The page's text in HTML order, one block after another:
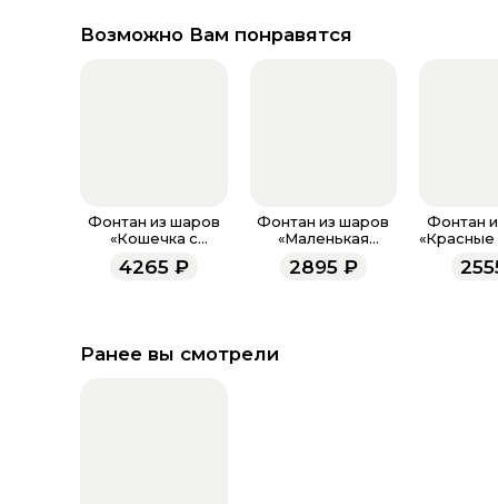
Возможно Вам понравятся
Фонтан из шаров
«Кошечка с
4265₽
Фонтан из шаров
«Маленькая
2895₽
Фонтан
«Красные
Ранее вы смотрели